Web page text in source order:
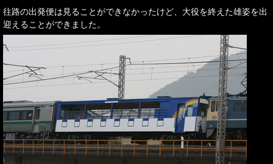
往路の出発便は見ることができなかったけど、大役を終えた雄姿を出
迎えることができました。